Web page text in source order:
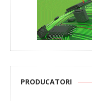
PRODUCATORI